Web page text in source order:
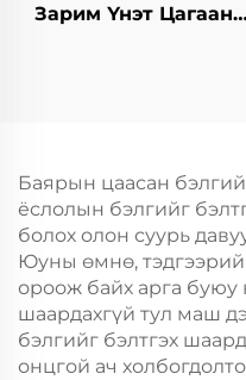
Зарим Үнэт Цагаан
Пластик Пакинг
Баярын цаасан
ёслолын бэлгийг
болох олон суурь
Юуны өмнө,
ороож байх арга буюу
шаардахгүй тул маш
бэлгийг бэлтгэх
онцгой ач